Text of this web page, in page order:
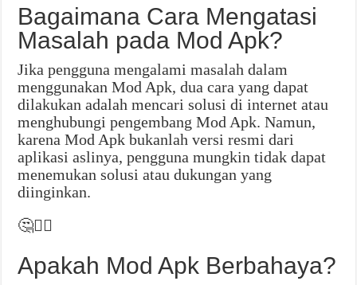
Bagaimana Cara Mengatasi
Masalah pada Mod Apk?
Jika pengguna mengalami masalah dalam
menggunakan Mod Apk, dua cara yang dapat
dilakukan adalah mencari solusi di internet atau
menghubungi pengembang Mod Apk. Namun,
karena Mod Apk bukanlah versi resmi dari
aplikasi aslinya, pengguna mungkin tidak dapat
menemukan solusi atau dukungan yang
diinginkan.
🤔🤷‍♂️
Apakah Mod Apk Berbahaya?